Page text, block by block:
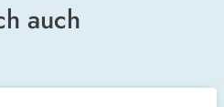
auch